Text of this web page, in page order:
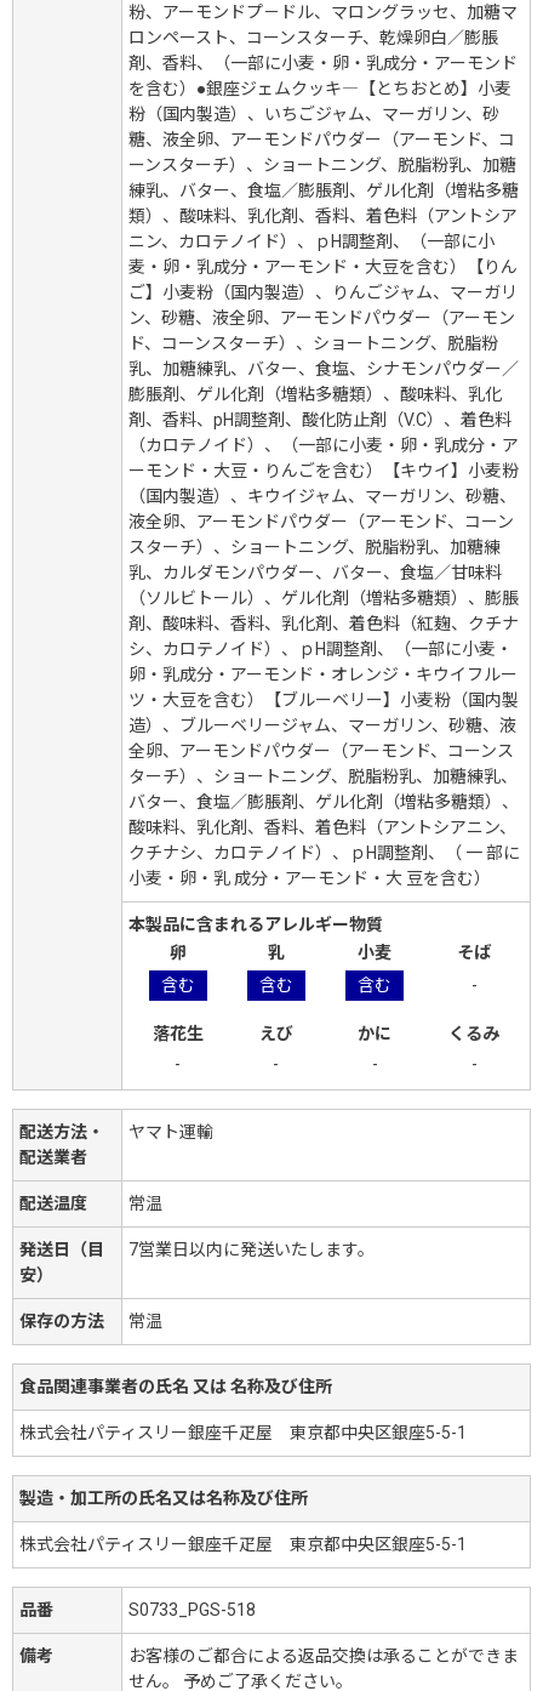
粉、アーモンドプ－ドル、マロングラッセ、加糖マ
ロンペースト、コーンスターチ、乾燥卵白／膨脹
剤、香料、（一部に小麦・卵・乳成分・アーモンド
を含む）●銀座ジェムクッキ―【とちおとめ】小麦
粉（国内製造）、いちごジャム、マーガリン、砂
糖、液全卵、アーモンドパウダー（アーモンド、コ
ーンスターチ）、ショートニング、脱脂粉乳、加糖
練乳、バター、食塩／膨脹剤、ゲル化剤（増粘多糖
類）、酸味料、乳化剤、香料、着色料（アントシア
ニン、カロテノイド）、ｐH調整剤、（一部に小
麦・卵・乳成分・アーモンド・大豆を含む）【りん
ご】小麦粉（国内製造）、りんごジャム、マーガリ
ン、砂糖、液全卵、アーモンドパウダー（アーモン
ド、コーンスターチ）、ショートニング、脱脂粉
乳、加糖練乳、バター、食塩、シナモンパウダー／
膨脹剤、ゲル化剤（増粘多糖類）、酸味料、乳化
剤、香料、pH調整剤、酸化防止剤（V.C）、着色料
（カロテノイド）、（一部に小麦・卵・乳成分・ア
ーモンド・大豆・りんごを含む）【キウイ】小麦粉
（国内製造）、キウイジャム、マーガリン、砂糖、
液全卵、アーモンドパウダー（アーモンド、コーン
スターチ）、ショートニング、脱脂粉乳、加糖練
乳、カルダモンパウダー、バター、食塩／甘味料
（ソルビトール）、ゲル化剤（増粘多糖類）、膨脹
剤、酸味料、香料、乳化剤、着色料（紅麹、クチナ
シ、カロテノイド）、ｐH調整剤、（一部に小麦・
卵・乳成分・アーモンド・オレンジ・キウイフルー
ツ・大豆を含む）【ブルーベリー】小麦粉（国内製
造）、ブルーベリージャム、マーガリン、砂糖、液
全卵、アーモンドパウダー（アーモンド、コーンス
ターチ）、ショートニング、脱脂粉乳、加糖練乳、
バター、食塩／膨脹剤、ゲル化剤（増粘多糖類）、
酸味料、乳化剤、香料、着色料（アントシアニン、
クチナシ、カロテノイド）、ｐH調整剤、（ 一 部に
小麦・卵・乳 成分・アーモンド・大 豆を含む）
本製品に含まれるアレルギー物質
卵
乳 小麦
そば
含む
含む 含む -
落花生 えび かに
くるみ
-
- - -
配送方法・
配送業者
ヤマト運輸
配送温度 常温
発送日（目
安）
7営業日以内に発送いたします。
保存の方法 常温
食品関連事業者の氏名 又は 名称及び住所
株式会社パティスリー銀座千疋屋 東京都中央区銀座5-5-1
製造・加工所の氏名又は名称及び住所
株式会社パティスリー銀座千疋屋 東京都中央区銀座5-5-1
品番 S0733_PGS-518
備考
お客様のご都合による返品交換は承ることができま
せん。 予めご了承ください。